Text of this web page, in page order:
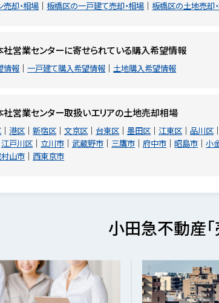
売却・相場 板橋区の一戸建て売却・相場 板橋区の土地売却
営業センターに寄せられている購入希望情報
情報 一戸建て購入希望情報 土地購入希望情報
営業センター取扱いエリアの土地売却相場
港区 新宿区 文京区 台東区 墨田区 江東区 品川区
江戸川区 立川市 武蔵野市 三鷹市 府中市 昭島市 小
山市 西東京市
小田急不動産「